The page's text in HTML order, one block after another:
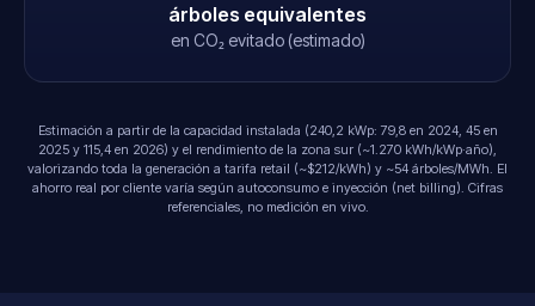
árboles equivalentes
en CO₂ evitado (estimado)
Estimación a partir de la capacidad instalada (240,2 kWp: 79,8 en 2024, 45 en
2025 y 115,4 en 2026) y el rendimiento de la zona sur (~1.270 kWh/kWp·año),
valorizando toda la generación a tarifa retail (~$212/kWh) y ~54 árboles/MWh. El
ahorro real por cliente varía según autoconsumo e inyección (net billing). Cifras
referenciales, no medición en vivo.